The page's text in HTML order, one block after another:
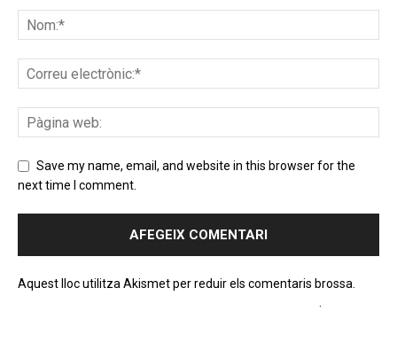
Save my name, email, and website in this browser for the
next time I comment.
Aquest lloc utilitza Akismet per reduir els comentaris brossa.